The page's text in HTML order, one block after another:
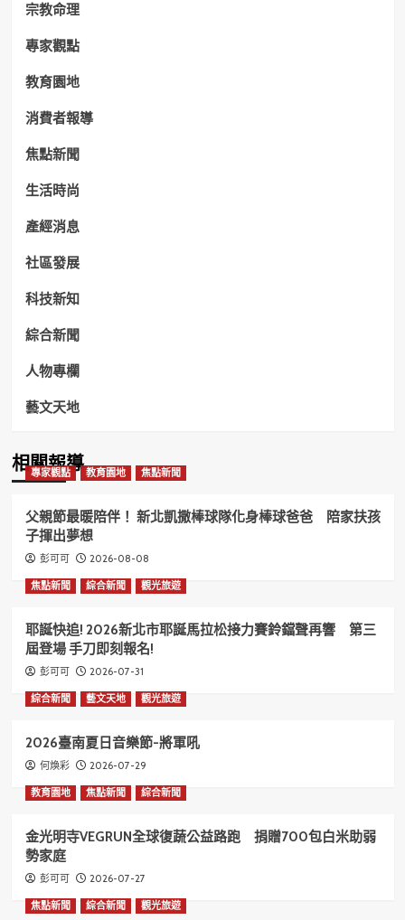
宗教命理
專家觀點
教育園地
消費者報導
焦點新聞
生活時尚
產經消息
社區發展
科技新知
綜合新聞
人物專欄
藝文天地
相關報導
專家觀點 教育園地 焦點新聞
父親節最暖陪伴！ 新北凱撒棒球隊化身棒球爸爸 陪家扶孩
子揮出夢想
彭可可 2026-08-08
焦點新聞 綜合新聞 觀光旅遊
耶誕快追! 2026新北市耶誕馬拉松接力賽鈴鐺聲再響 第三
屆登場 手刀即刻報名!
彭可可 2026-07-31
綜合新聞 藝文天地 觀光旅遊
2026臺南夏日音樂節-將軍吼
何煥彩 2026-07-29
教育園地 焦點新聞 綜合新聞
金光明寺VEGRUN全球復蔬公益路跑 捐贈700包白米助弱
勢家庭
彭可可 2026-07-27
焦點新聞 綜合新聞 觀光旅遊